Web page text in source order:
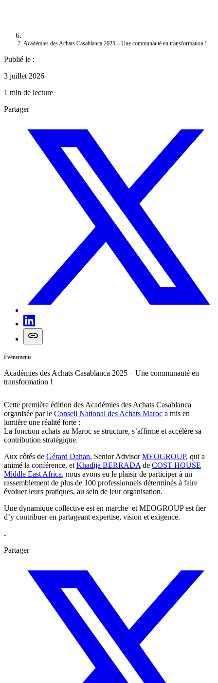
Académies des Achats Casablanca 2025 – Une communauté en transformation !
Publié le :
3 juillet 2026
1 min de lecture
Partager
Événements
Académies des Achats Casablanca 2025 – Une communauté en
transformation !
Cette première édition des Académies des Achats Casablanca
organisée par le Conseil National des Achats Maroc a mis en
lumière une réalité forte :
La fonction achats au Maroc se structure, s’affirme et accélère sa
contribution stratégique.
Aux côtés de Gérard Dahan, Senior AdvisorMEOGROUP, qui a
animé la conférence, et Khadija BERRADA de COST HOUSE
Middle East Africa, nous avons eu le plaisir de participer à un
rassemblement de plus de 100 professionnels déterminés à faire
évoluer leurs pratiques, au sein de leur organisation.
Une dynamique collective est en marche et MEOGROUP est fier
d’y contribuer en partageant expertise, vision et exigence.
Partager